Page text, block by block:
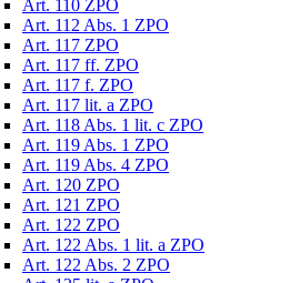
Art. 110 ZPO
Art. 112 Abs. 1 ZPO
Art. 117 ZPO
Art. 117 ff. ZPO
Art. 117 f. ZPO
Art. 117 lit. a ZPO
Art. 118 Abs. 1 lit. c ZPO
Art. 119 Abs. 1 ZPO
Art. 119 Abs. 4 ZPO
Art. 120 ZPO
Art. 121 ZPO
Art. 122 ZPO
Art. 122 Abs. 1 lit. a ZPO
Art. 122 Abs. 2 ZPO